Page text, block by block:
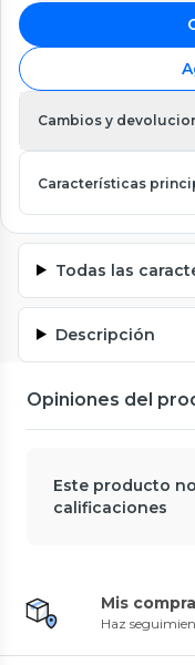
Cambios y
Características
Todas las
Descripción
Opiniones del
Este producto
calificaciones
Mis
Haz